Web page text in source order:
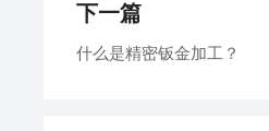
下一篇
什么是精密钣金加工？